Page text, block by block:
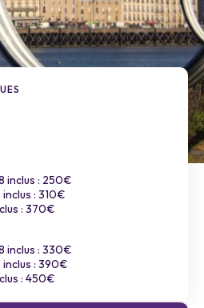
inclus : 250€
: 310€
: 370€
inclus : 330€
inclus : 390€
: 450€